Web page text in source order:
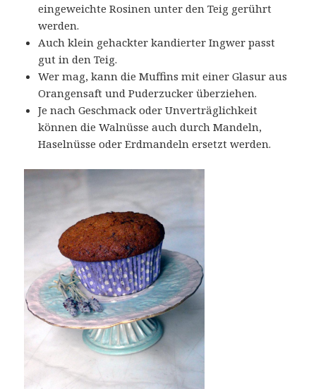
eingeweichte Rosinen unter den Teig gerührt
werden.
Auch klein gehackter kandierter Ingwer passt
gut in den Teig.
Wer mag, kann die Muffins mit einer Glasur aus
Orangensaft und Puderzucker überziehen.
Je nach Geschmack oder Unverträglichkeit
können die Walnüsse auch durch Mandeln,
Haselnüsse oder Erdmandeln ersetzt werden.